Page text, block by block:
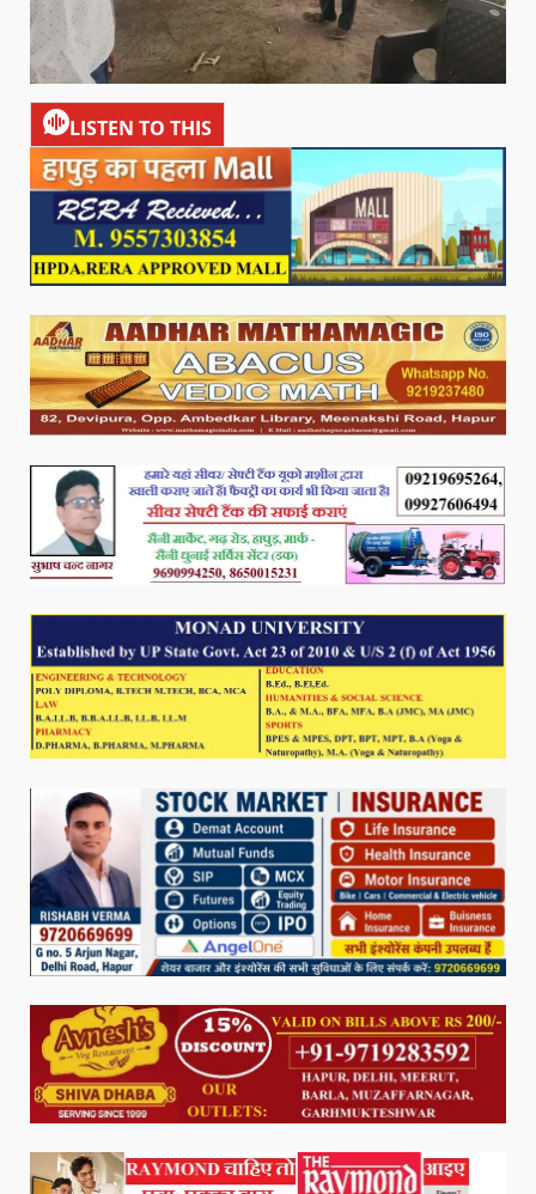
LISTEN TO THIS